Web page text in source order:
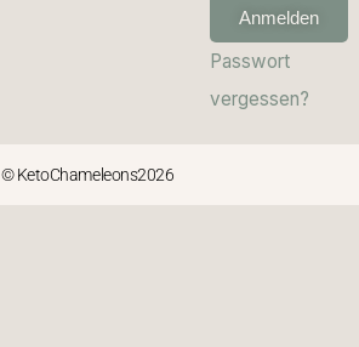
Anmelden
Passwort
vergessen?
© KetoChameleons2026